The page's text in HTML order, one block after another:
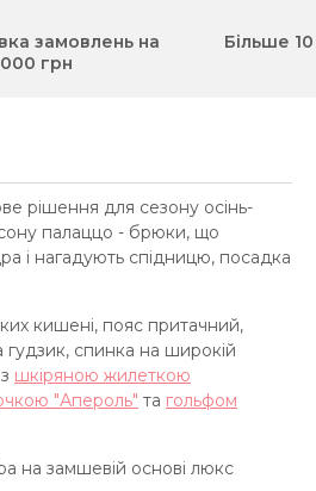
замовлень на
грн
Більше
рішення для сезону осінь-
палаццо - брюки, що
і нагадують спідницю, посадка
кишені, пояс притачний,
гудзик, спинка на широкій
шкіряною жилеткою
"Апероль" та гольфом
на замшевій основі люкс